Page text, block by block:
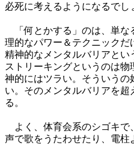
必死に考えるようになるでし
「何とかする」のは、単な
理的なパワー＆テクニックだ
精神的なメンタルバリアと
ストリーキングというのは
神的にはツラい。そういうの
い。そのメンタルバリアを
る。
よく、体育会系のシゴキで
声で歌をうたわせたり、電柱